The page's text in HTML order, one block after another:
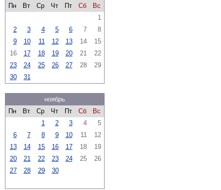
Пн Вт Ср Чт Пт Сб
Вс
1
2
3 4 5 6 7
8
9
10 11 12 13 14
15
16
17 18 19 20 21
22
23
24 25 26 27 28
29
30
31
ноябрь
Пн
Вт Ср Чт Пт Сб
Вс
1
2 3 4
5
6
7 8 9 10 11
12
13
14 15 16 17 18
19
20
21 22 23 24 25
26
27
28 29 30